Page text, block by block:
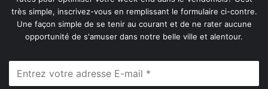
très simple, inscrivez-vous en remplissant le formulaire ci-contre.
Une façon simple de se tenir au courant et de ne rater aucune
opportunité de s'amuser dans notre belle ville et alentour.